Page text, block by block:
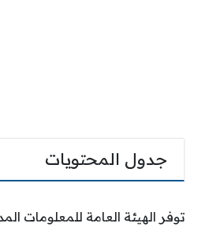
جدول المحتويات
توفر الهيئة العامة للمعلومات